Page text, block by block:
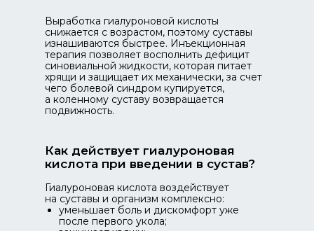
Выработка гиалуроновой кислоты
снижается с возрастом, поэтому суставы
изнашиваются быстрее. Инъекционная
терапия позволяет восполнить дефицит
синовиальной жидкости, которая питает
хрящи и защищает их механически, за счет
чего болевой синдром купируется,
а коленному суставу возвращается
подвижность.
Как действует гиалуроновая
кислота при введении в сустав?
Гиалуроновая кислота воздействует
на суставы и организм комплексно:
уменьшает боль и дискомфорт уже
после первого укола;